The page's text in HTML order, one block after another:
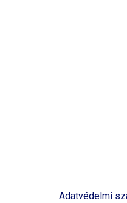
Adatvédelmi